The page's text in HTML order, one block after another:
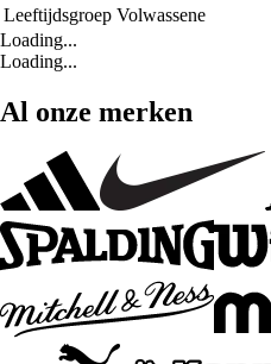
Leeftijdsgroep Volwassene
Loading...
Loading...
Al onze merken